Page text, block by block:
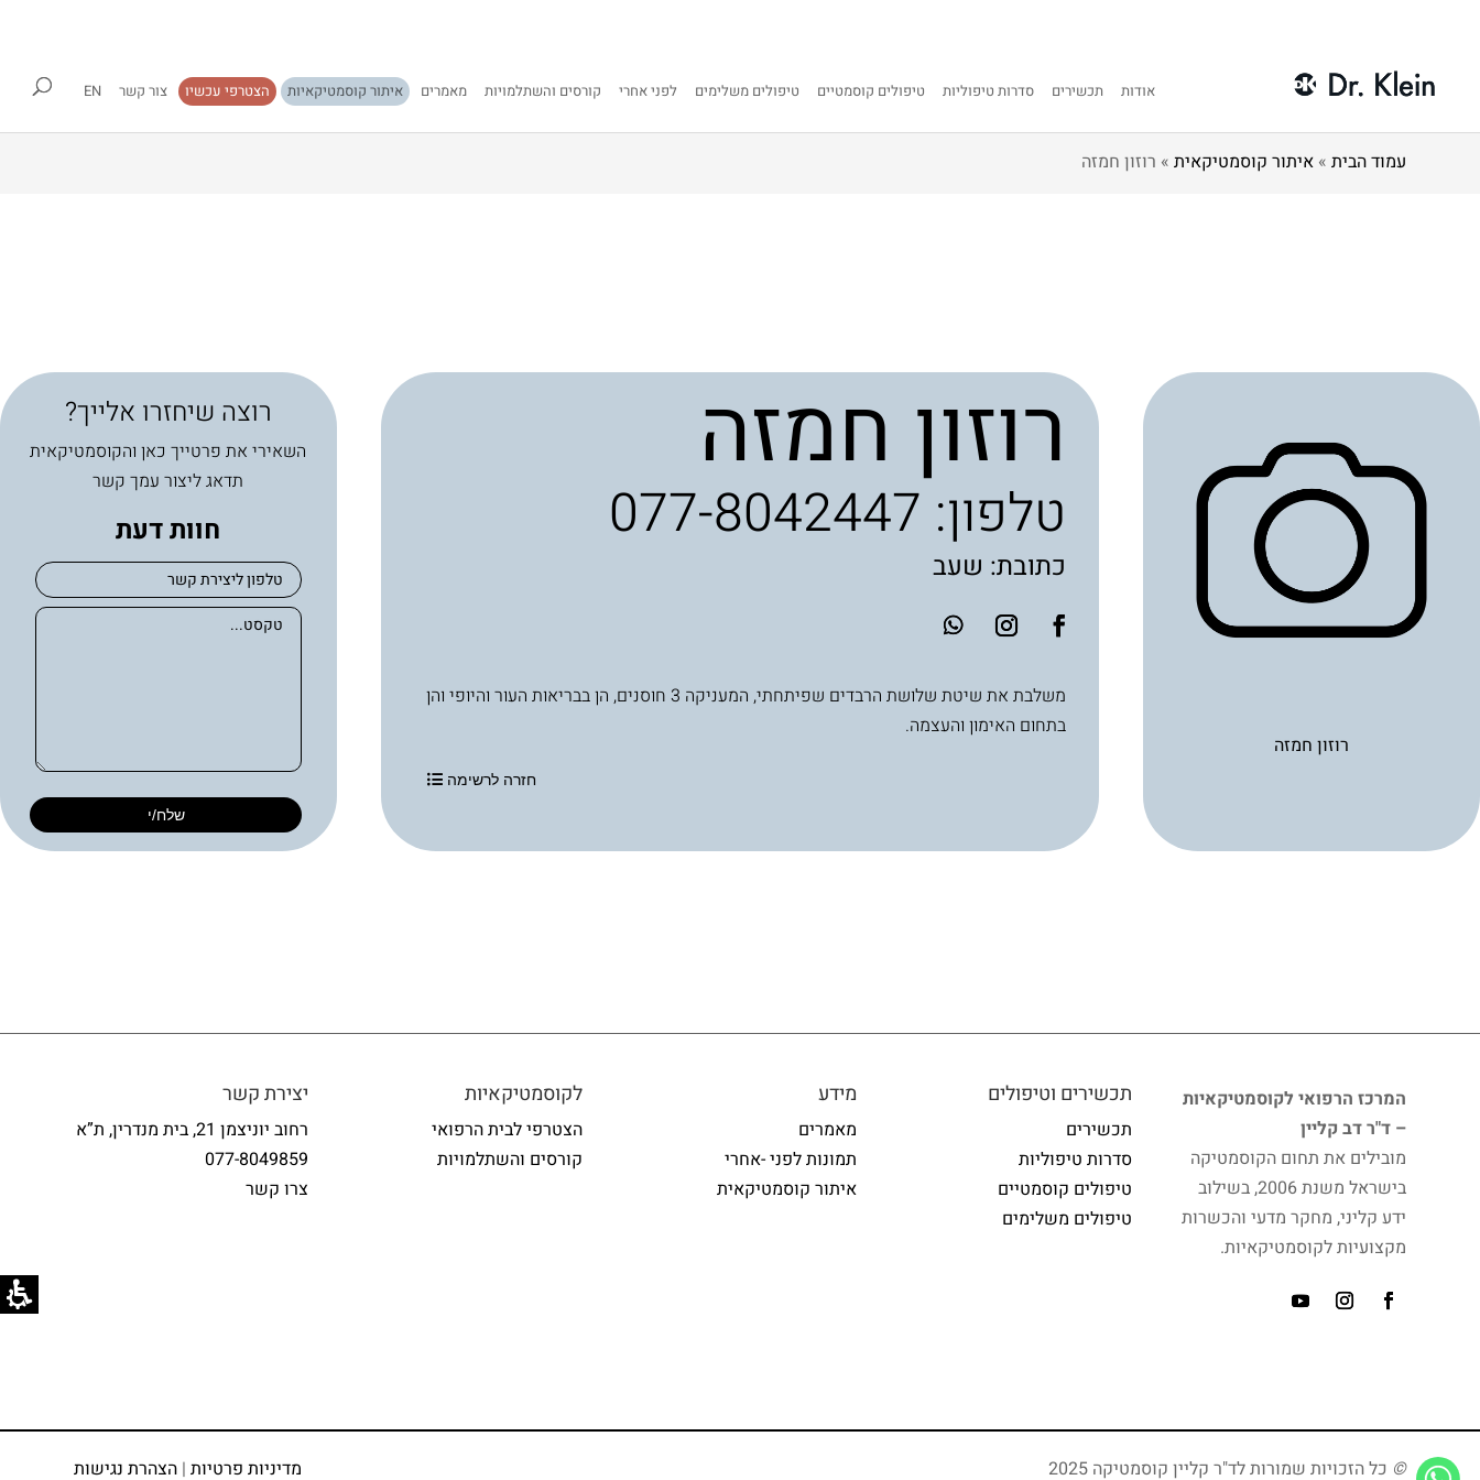
אודות תכשירים סדרות טיפוליות טיפולים קוסמטיים טיפולים משלימים לפני אחרי קורסים והשתלמויות מאמרים איתור קוסמטיקאיות הצטרפי עכשיו צור קשר EN
עמוד הבית »איתור קוסמטיקאית » רוזון חמזה
רוצה שיחזרו אלייך?
השאירי את פרטייך כאן והקוסמטיקאית
תדאג ליצור עמך קשר
חוות דעת
שלח/י
רוזון חמזה
טלפון: 077-8042447
כתובת: שעב
משלבת את שיטת שלושת הרבדים שפיתחתי, המעניקה 3 חוסנים, הן בבריאות העור והיופי והן
בתחום האימון והעצמה.
חזרה לרשימה
רוזון חמזה
יצירת קשר
רחוב יוניצמן 21, בית מנדרין, ת”א
077-8049859
צרו קשר
לקוסמטיקאיות
הצטרפי לבית הרפואי
קורסים והשתלמויות
מידע
מאמרים
תמונות לפני -אחרי
איתור קוסמטיקאית
תכשירים וטיפולים
תכשירים
סדרות טיפוליות
טיפולים קוסמטיים
טיפולים משלימים
המרכז הרפואי לקוסמטיקאיות
– ד"ר דב קליין
מובילים את תחום הקוסמטיקה
בישראל משנת 2006, בשילוב
ידע קליני, מחקר מדעי והכשרות
מקצועיות לקוסמטיקאיות.
מדיניות פרטיות| הצהרת נגישות © כל הזכויות שמורות לד"ר קליין קוסמטיקה 2025